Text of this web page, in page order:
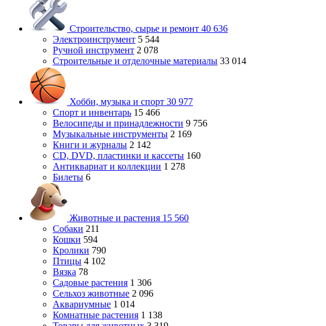
Строительство, сырье и ремонт 40 636
Электроинструмент 5 544
Ручной инструмент 2 078
Строительные и отделочные материалы 33 014
Хобби, музыка и спорт 30 977
Спорт и инвентарь 15 466
Велосипеды и принадлежности 9 756
Музыкальные инструменты 2 169
Книги и журналы 2 142
CD, DVD, пластинки и кассеты 160
Антиквариат и коллекции 1 278
Билеты 6
Животные и растения 15 560
Собаки 211
Кошки 594
Кролики 790
Птицы 4 102
Вязка 78
Садовые растения 1 306
Сельхоз животные 2 096
Аквариумные 1 014
Комнатные растения 1 138